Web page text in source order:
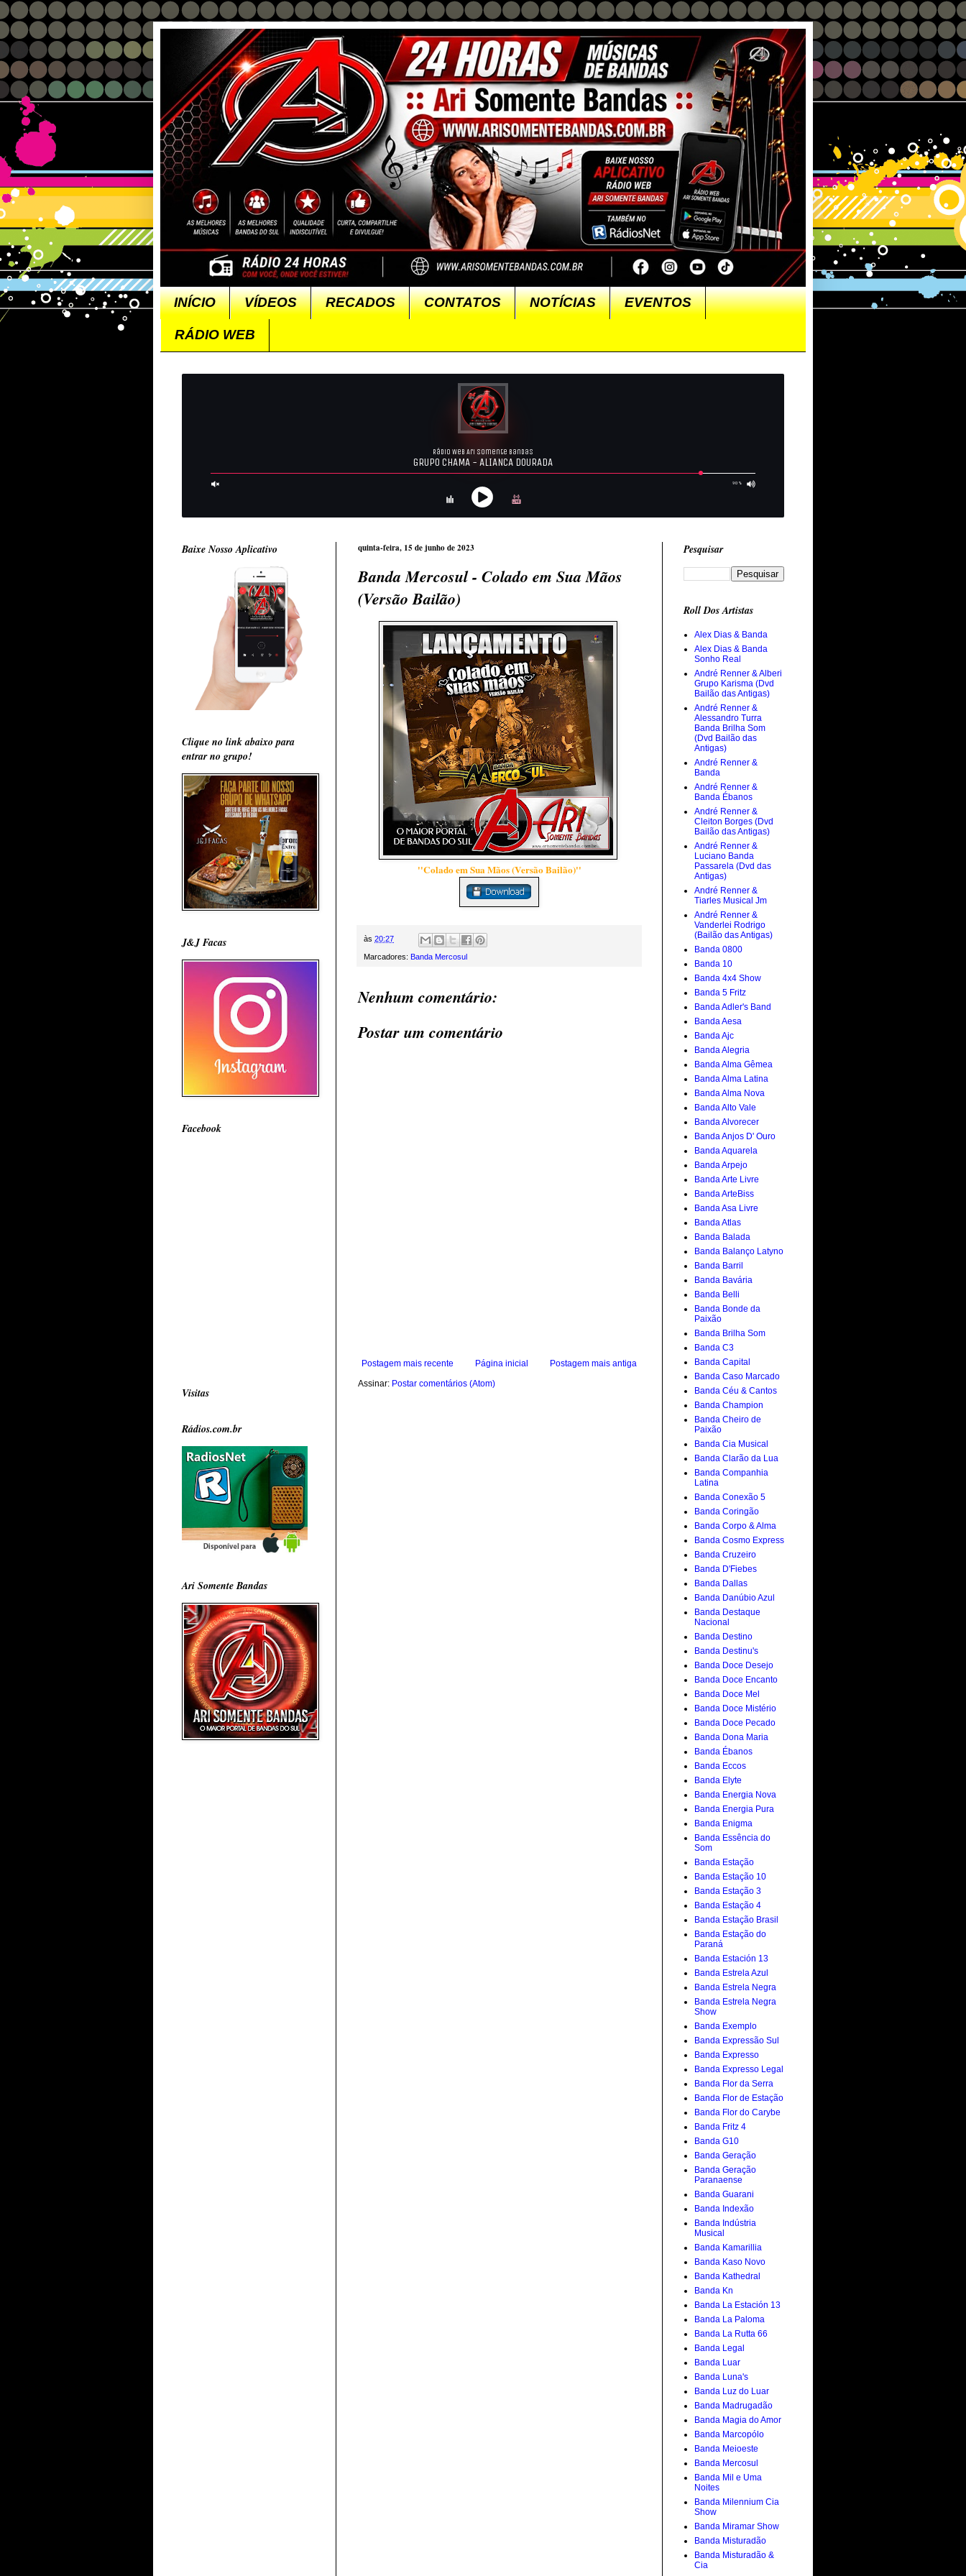
INÍCIO VÍDEOS RECADOS CONTATOS NOTÍCIAS EVENTOS
RÁDIO WEB
quinta-feira, 15 de junho de 2023
Banda Mercosul - Colado em Sua Mãos
(Versão Bailão)
''Colado em Sua Mãos (Versão Bailão)''
às 20:27
Marcadores: Banda Mercosul
Nenhum comentário:
Postar um comentário
Postagem mais recente Postagem mais antiga
Página inicial
Assinar: Postar comentários (Atom)
Baixe Nosso Aplicativo
Clique no link abaixo para
entrar no grupo!
J&J Facas
Facebook
Visitas
Rádios.com.br
Ari Somente Bandas
Pesquisar
Roll Dos Artistas
Alex Dias & Banda
Alex Dias & Banda
Sonho Real
André Renner & Alberi
Grupo Karisma (Dvd
Bailão das Antigas)
André Renner &
Alessandro Turra
Banda Brilha Som
(Dvd Bailão das
Antigas)
André Renner &
Banda
André Renner &
Banda Ébanos
André Renner &
Cleiton Borges (Dvd
Bailão das Antigas)
André Renner &
Luciano Banda
Passarela (Dvd das
Antigas)
André Renner &
Tiarles Musical Jm
André Renner &
Vanderlei Rodrigo
(Bailão das Antigas)
Banda 0800
Banda 10
Banda 4x4 Show
Banda 5 Fritz
Banda Adler's Band
Banda Aesa
Banda Ajc
Banda Alegria
Banda Alma Gêmea
Banda Alma Latina
Banda Alma Nova
Banda Alto Vale
Banda Alvorecer
Banda Anjos D' Ouro
Banda Aquarela
Banda Arpejo
Banda Arte Livre
Banda ArteBiss
Banda Asa Livre
Banda Atlas
Banda Balada
Banda Balanço Latyno
Banda Barril
Banda Bavária
Banda Belli
Banda Bonde da
Paixão
Banda Brilha Som
Banda C3
Banda Capital
Banda Caso Marcado
Banda Céu & Cantos
Banda Champion
Banda Cheiro de
Paixão
Banda Cia Musical
Banda Clarão da Lua
Banda Companhia
Latina
Banda Conexão 5
Banda Coringão
Banda Corpo & Alma
Banda Cosmo Express
Banda Cruzeiro
Banda D'Fiebes
Banda Dallas
Banda Danúbio Azul
Banda Destaque
Nacional
Banda Destino
Banda Destinu's
Banda Doce Desejo
Banda Doce Encanto
Banda Doce Mel
Banda Doce Mistério
Banda Doce Pecado
Banda Dona Maria
Banda Ébanos
Banda Eccos
Banda Elyte
Banda Energia Nova
Banda Energia Pura
Banda Enigma
Banda Essência do
Som
Banda Estação
Banda Estação 10
Banda Estação 3
Banda Estação 4
Banda Estação Brasil
Banda Estação do
Paraná
Banda Estación 13
Banda Estrela Azul
Banda Estrela Negra
Banda Estrela Negra
Show
Banda Exemplo
Banda Expressão Sul
Banda Expresso
Banda Expresso Legal
Banda Flor da Serra
Banda Flor de Estação
Banda Flor do Carybe
Banda Fritz 4
Banda G10
Banda Geração
Banda Geração
Paranaense
Banda Guarani
Banda Indexão
Banda Indústria
Musical
Banda Kamarillia
Banda Kaso Novo
Banda Kathedral
Banda Kn
Banda La Estación 13
Banda La Paloma
Banda La Rutta 66
Banda Legal
Banda Luar
Banda Luna's
Banda Luz do Luar
Banda Madrugadão
Banda Magia do Amor
Banda Marcopólo
Banda Meioeste
Banda Mercosul
Banda Mil e Uma
Noites
Banda Milennium Cia
Show
Banda Miramar Show
Banda Misturadão
Banda Misturadão &
Cia